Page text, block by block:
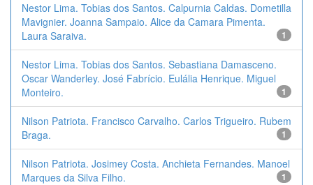
Nestor Lima. Tobias dos Santos. Calpurnia Caldas. Dometilla
Mavignier. Joanna Sampaio. Alice da Camara Pimenta.
Laura Saraiva.
1
Nestor Lima. Tobias dos Santos. Sebastiana Damasceno.
Oscar Wanderley. José Fabrício. Eulália Henrique. Miguel
Monteiro.
1
Nilson Patriota. Francisco Carvalho. Carlos Trigueiro. Rubem
Braga.
1
Nilson Patriota. Josimey Costa. Anchieta Fernandes. Manoel
Marques da Silva Filho.
1